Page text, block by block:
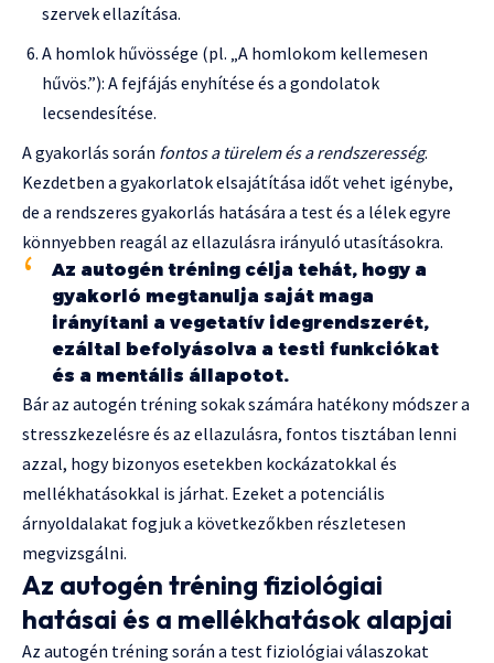
szervek ellazítása.
A homlok hűvössége (pl. „A homlokom kellemesen
hűvös.”): A fejfájás enyhítése és a gondolatok
lecsendesítése.
A gyakorlás során fontos a türelem és a rendszeresség.
Kezdetben a gyakorlatok elsajátítása időt vehet igénybe,
de a rendszeres gyakorlás hatására a test és a lélek egyre
könnyebben reagál az ellazulásra irányuló utasításokra.
Az autogén tréning célja tehát, hogy a
gyakorló megtanulja saját maga
irányítani a vegetatív idegrendszerét,
ezáltal befolyásolva a testi funkciókat
és a mentális állapotot.
Bár az autogén tréning sokak számára hatékony módszer a
stresszkezelésre és az ellazulásra, fontos tisztában lenni
azzal, hogy bizonyos esetekben kockázatokkal és
mellékhatásokkal is járhat. Ezeket a potenciális
árnyoldalakat fogjuk a következőkben részletesen
megvizsgálni.
Az autogén tréning fiziológiai
hatásai és a mellékhatások alapjai
Az autogén tréning során a test fiziológiai válaszokat